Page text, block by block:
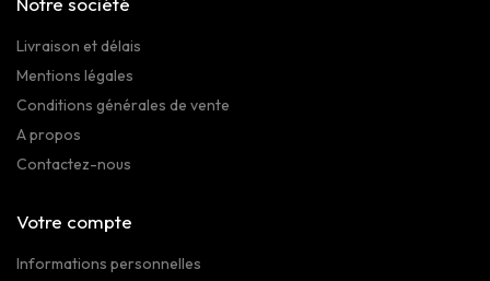
Livraison et délais
Mentions légales
Conditions générales de vente
A propos
Contactez-nous
Votre compte
Informations personnelles